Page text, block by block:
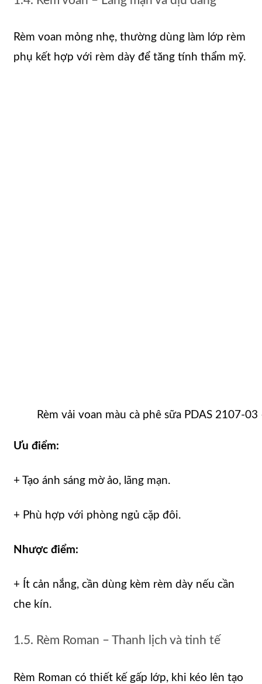
Rèm voan mỏng nhẹ, thường dùng làm lớp rèm
phụ kết hợp với rèm dày để tăng tính thẩm mỹ.
Rèm vải voan màu cà phê sữa PDAS 2107-
Ưu điểm:
+ Tạo ánh sáng mờ ảo, lãng mạn.
+ Phù hợp với phòng ngủ cặp đôi.
Nhược điểm:
+ Ít cản nắng, cần dùng kèm rèm dày nếu cần
che kín.
1.5. Rèm Roman – Thanh lịch và tinh tế
Rèm Roman có thiết kế gấp lớp, khi kéo lên tạo